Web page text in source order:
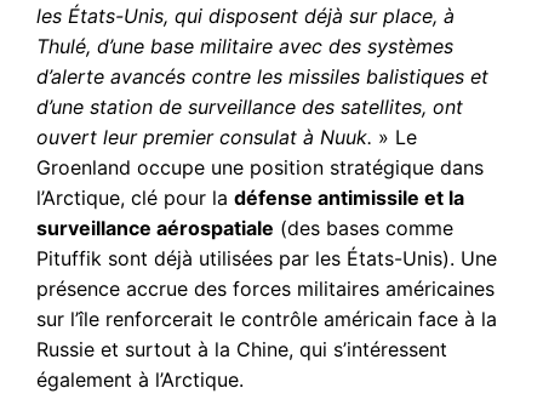
les États-Unis, qui disposent déjà sur place, à
Thulé, d’une base militaire avec des systèmes
d’alerte avancés contre les missiles balistiques et
d’une station de surveillance des satellites, ont
ouvert leur premier consulat à Nuuk. » Le
Groenland occupe une position stratégique dans
l’Arctique, clé pour ladéfense antimissile et la
surveillance aérospatiale (des bases comme
Pituffik sont déjà utilisées par les États-Unis). Une
présence accrue des forces militaires américaines
sur l’île renforcerait le contrôle américain face à la
Russie et surtout à la Chine, qui s’intéressent
également à l’Arctique.